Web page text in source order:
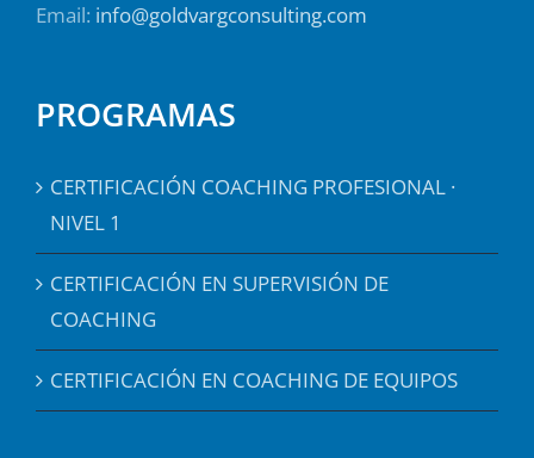
Email: info@goldvargconsulting.com
PROGRAMAS
CERTIFICACIÓN COACHING PROFESIONAL ·
NIVEL 1
CERTIFICACIÓN EN SUPERVISIÓN DE
COACHING
CERTIFICACIÓN EN COACHING DE EQUIPOS